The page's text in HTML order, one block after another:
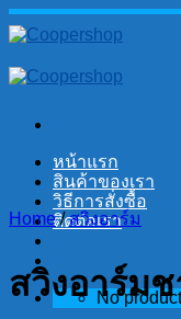
Skip
to
หน้าแรก
สินค้าของเรา
วิธีการสั่งซื้อ
ติดต่อเรา
No
Home / สวิงอาร์ม
สวิงอาร์ม